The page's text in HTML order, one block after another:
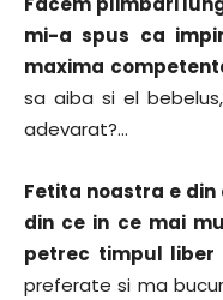
mi-a spus ca
maxima
sa aiba si el
adevarat?…
Fetita noastra e
din ce in ce mai
petrec timpul liber
preferate si ma